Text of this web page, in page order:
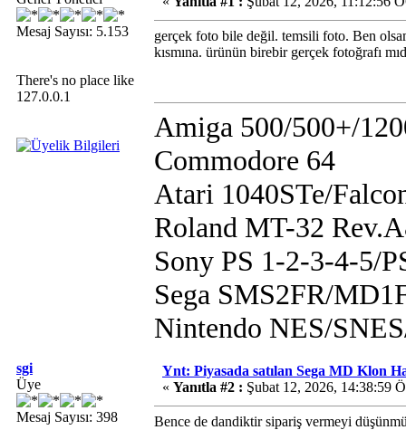
Mesaj Sayısı: 5.153
There's no place like
127.0.0.1
gerçek foto bile değil. temsili foto. Ben
kısmına. ürünün birebir gerçek fotoğrafı
Amiga 500/500+/
Commodore 64
Atari 1040STe/
Roland MT-32
Sony PS 1-2-3-4-5/
Sega SMS2FR/
Nintendo NES/
sgi
Üye
Mesaj Sayısı: 398
Ynt: Piyasada satılan Sega MD Klon
« Yanıtla #2 : Şubat 12, 2026, 14:38:59
Bence de dandiktir sipariş vermeyi